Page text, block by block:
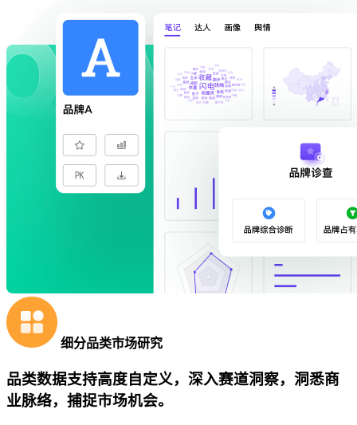
细分品类市场研究
品类数据支持高度自定义，深入赛道洞察，洞悉商
业脉络，捕捉市场机会。